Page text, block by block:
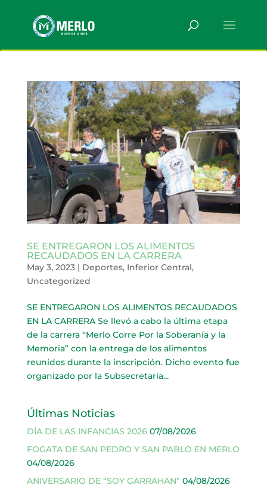
SE ENTREGARON LOS ALIMENTOS
RECAUDADOS EN LA CARRERA
May 3, 2023| Deportes, Inferior Central,
Uncategorized
SE ENTREGARON LOS ALIMENTOS RECAUDADOS
EN LA CARRERA Se llevó a cabo la última etapa
de la carrera “Merlo Corre Por la Soberanía y la
Memoria” con la entrega de los alimentos
reunidos durante la inscripción. Dicho evento fue
organizado por la Subsecretaría...
Últimas Noticias
DÍA DE LAS INFANCIAS 2026 07/08/2026
FOGATA DE SAN PEDRO Y SAN PABLO EN MERLO
04/08/2026
ANIVERSARIO DE “SOY GARRAHAN” 04/08/2026